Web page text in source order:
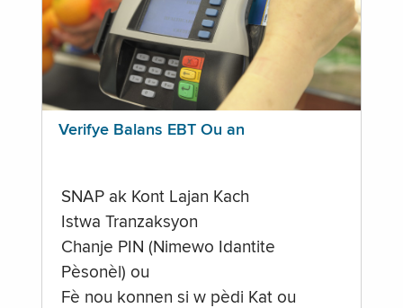
Verifye Balans EBT Ou an
SNAP ak Kont Lajan Kach
Istwa Tranzaksyon
Chanje PIN (Nimewo Idantite
Pèsonèl) ou
Fè nou konnen si w pèdi Kat ou